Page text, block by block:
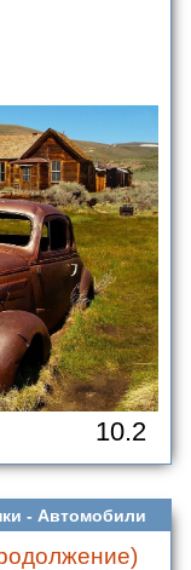
10.2
- Автомобили